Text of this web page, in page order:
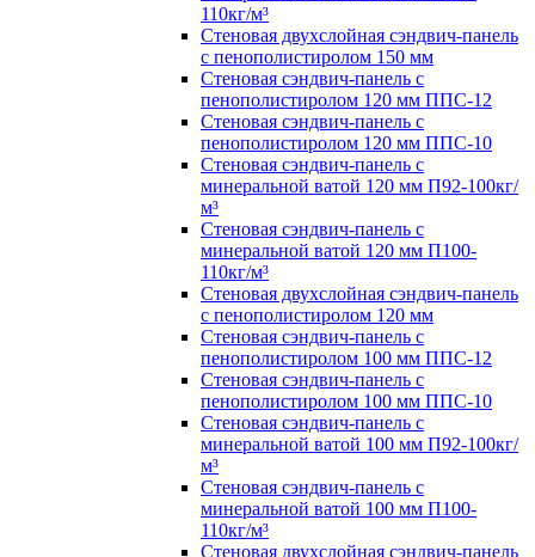
110кг/м³
Стеновая двухслойная сэндвич-панель
с пенополистиролом 150 мм
Стеновая сэндвич-панель с
пенополистиролом 120 мм ППС-12
Стеновая сэндвич-панель с
пенополистиролом 120 мм ППС-10
Стеновая сэндвич-панель с
минеральной ватой 120 мм П92-100кг/
м³
Стеновая сэндвич-панель с
минеральной ватой 120 мм П100-
110кг/м³
Стеновая двухслойная сэндвич-панель
с пенополистиролом 120 мм
Стеновая сэндвич-панель с
пенополистиролом 100 мм ППС-12
Стеновая сэндвич-панель с
пенополистиролом 100 мм ППС-10
Стеновая сэндвич-панель с
минеральной ватой 100 мм П92-100кг/
м³
Стеновая сэндвич-панель с
минеральной ватой 100 мм П100-
110кг/м³
Стеновая двухслойная сэндвич-панель